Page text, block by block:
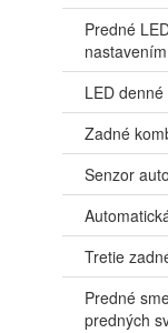
Predné
LED denné
Zadné
Senzor
Tretie
Predné
predných